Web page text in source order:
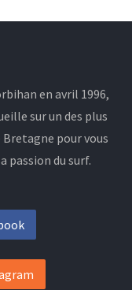
en avril 1996,
sur un des plus
Bretagne pour vous
passion du surf.